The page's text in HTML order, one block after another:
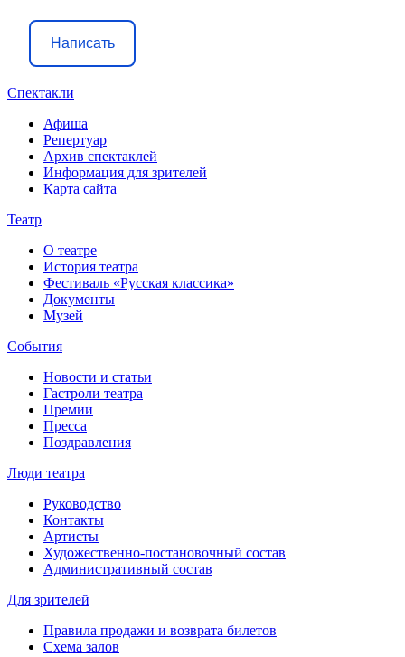
Написать
Спектакли
Афиша
Репертуар
Архив спектаклей
Информация для зрителей
Карта сайта
Театр
О театре
История театра
Фестиваль «Русская классика»
Документы
Музей
События
Новости и статьи
Гастроли театра
Премии
Пресса
Поздравления
Люди театра
Руководство
Контакты
Артисты
Художественно-постановочный состав
Административный состав
Для зрителей
Правила продажи и возврата билетов
Схема залов